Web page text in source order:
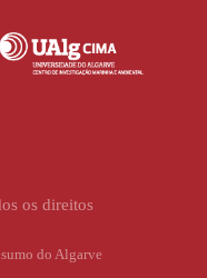
os direitos
do Algarve